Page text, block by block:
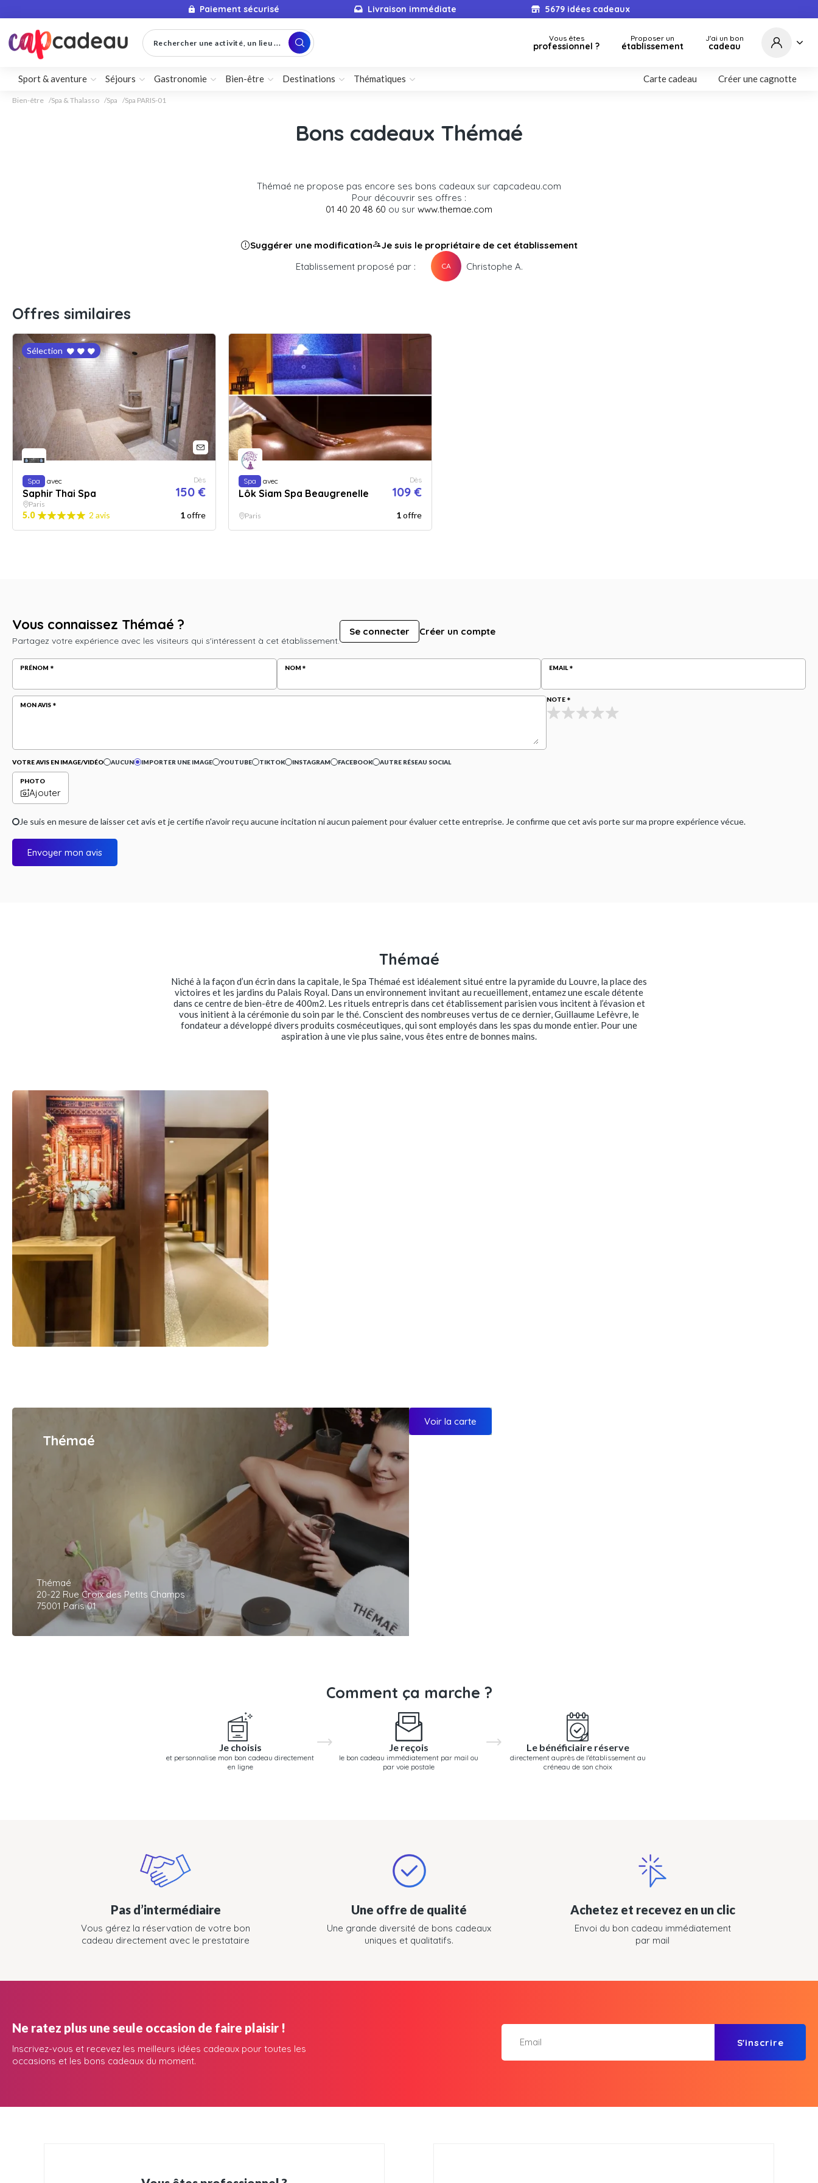
Paiement sécurisé Livraison immédiate 5679 idées cadeaux
Rechercher une activité, un lieu ... Vous êtes
professionnel ?
Proposer un
établissement
J'ai un bon
cadeau
Sport & aventure Séjours Gastronomie Bien-être Destinations Thématiques Carte cadeau Créer une cagnotte
Bien-être Spa & Thalasso Spa Spa PARIS-01
Bons cadeaux Thémaé
Thémaé ne propose pas encore ses bons cadeaux sur capcadeau.com
Pour découvrir ses offres :
01 40 20 48 60 ou sur www.themae.com
Suggérer une modification
Je suis le propriétaire de cet établissement
Etablissement proposé par :
CA Christophe A.
Offres similaires
Sélection
Spa avec
Saphir Thai Spa
Dès
150 €
Paris
5.0 2 avis 1offre
Spa avec
Lôk Siam Spa Beaugrenelle
Dès
109 €
Paris 1offre
Vous connaissez Thémaé ?
Partagez votre expérience avec les visiteurs qui s'intéressent à cet établissement.
Se connecter Créer un compte
PRÉNOM NOM EMAIL
MON AVIS
NOTE
VOTRE AVIS EN IMAGE/VIDÉO AUCUN IMPORTER UNE IMAGE YOUTUBE TIKTOK INSTAGRAM FACEBOOK AUTRE RÉSEAU SOCIAL
PHOTO
Ajouter
Je suis en mesure de laisser cet avis et je certifie n'avoir reçu aucune incitation ni aucun paiement pour évaluer cette entreprise. Je confirme que cet avis porte sur ma propre expérience vécue.
Envoyer mon avis
Thémaé
Niché à la façon d’un écrin dans la capitale, le Spa Thémaé est idéalement situé entre la pyramide du Louvre, la place des
victoires et les jardins du Palais Royal. Dans un environnement invitant au recueillement, entamez une escale détente
dans ce centre de bien-être de 400m2. Les rituels entrepris dans cet établissement parisien vous incitent à l’évasion et
vous initient à la cérémonie du soin par le thé. Conscient des nombreuses vertus de ce dernier, Guillaume Lefèvre, le
fondateur a développé divers produits cosméceutiques, qui sont employés dans les spas du monde entier. Pour une
aspiration à une vie plus saine, vous êtes entre de bonnes mains.
Thémaé
Thémaé
20-22 Rue Croix des Petits Champs
75001 Paris 01
Voir la carte
Comment ça marche ?
Je choisis
et personnalise mon bon cadeau directement
en ligne
Je reçois
le bon cadeau immédiatement par mail ou
par voie postale
Le bénéficiaire réserve
directement auprès de l'établissement au
créneau de son choix
Pas d’intermédiaire
Vous gérez la réservation de votre bon
cadeau directement avec le prestataire
Une offre de qualité
Une grande diversité de bons cadeaux
uniques et qualitatifs.
Achetez et recevez en un clic
Envoi du bon cadeau immédiatement
par mail
Ne ratez plus une seule occasion de faire plaisir !
Inscrivez-vous et recevez les meilleurs idées cadeaux pour toutes les
occasions et les bons cadeaux du moment.
S'inscrire